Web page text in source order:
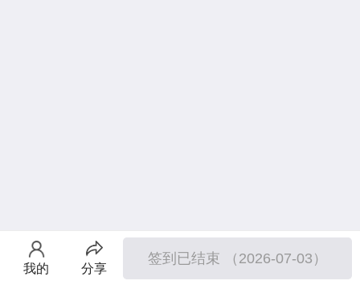
我的 分享
签到已结束 （2026-07-03）